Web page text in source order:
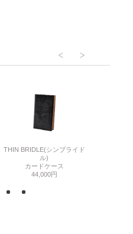
THIN BRIDLE(シンブライド
ル)
カードケース
44,000円